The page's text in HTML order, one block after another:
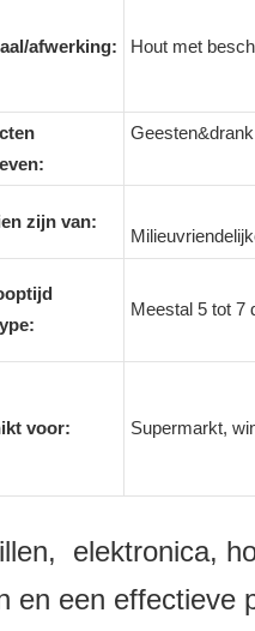
afwerking: Hout met
zijn van:
Meestal 5 tot 7
voor: Supermarkt,
elektronica,
een effectieve